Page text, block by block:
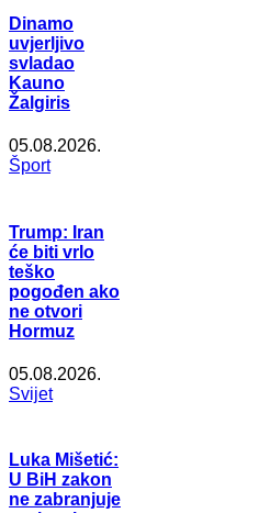
Dinamo
uvjerljivo
svladao
Kauno
Žalgiris
05.08.2026.
Šport
Trump: Iran
će biti vrlo
teško
pogođen ako
ne otvori
Hormuz
05.08.2026.
Svijet
Luka Mišetić:
U BiH zakon
ne zabranjuje